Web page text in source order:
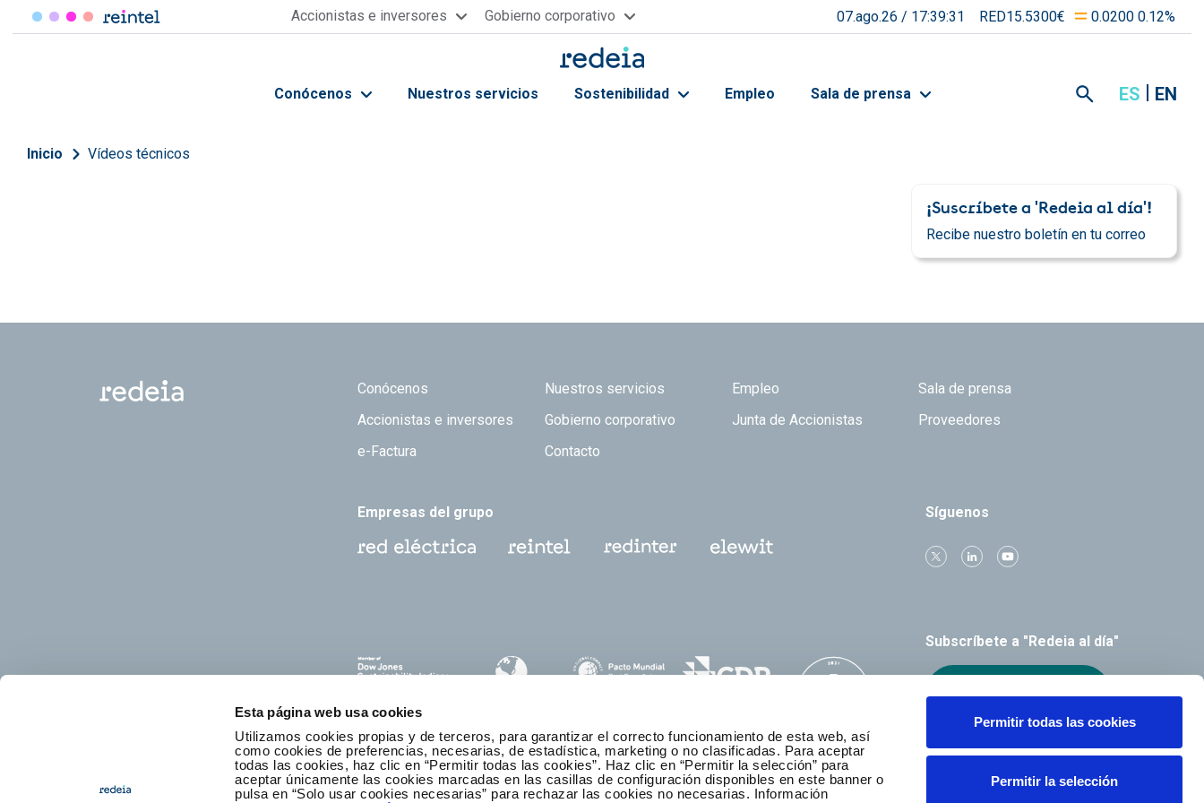
Esta página web usa cookies
Utilizamos cookies propias y de terceros, para garantizar el correcto funcionamiento de esta web, así
como cookies de preferencias, necesarias, de estadística, marketing o no clasificadas. Para aceptar
todas las cookies, haz clic en “Permitir todas las cookies”. Haz clic en “Permitir la selección” para
aceptar únicamente las cookies marcadas en las casillas de configuración disponibles en este banner o
pulsa en “Solo usar cookies necesarias” para rechazar las cookies no necesarias. Información
Permitir todas las cookies
Permitir la selección
Pasar al contenido principal Accionistas e inversores Gobierno corporativo 07.ago.26 / 17:39:31 RED15.5300€ 0.0200 0.12%
Conócenos Nuestros servicios Sostenibilidad Empleo Sala de prensa ES EN
Sobrescribir enlaces de ayuda a la navegación
Inicio Vídeos técnicos
¡Suscríbete a 'Redeia al día'!
Recibe nuestro boletín en tu correo
Footer TOP
Conócenos Nuestros servicios Empleo
Sala de prensa
Accionistas e inversores
Gobierno corporativo Junta de Accionistas
Proveedores
e-Factura
Contacto
Empresas del grupo Síguenos
Subscríbete a "Redeia al día"
Recibe el boletín